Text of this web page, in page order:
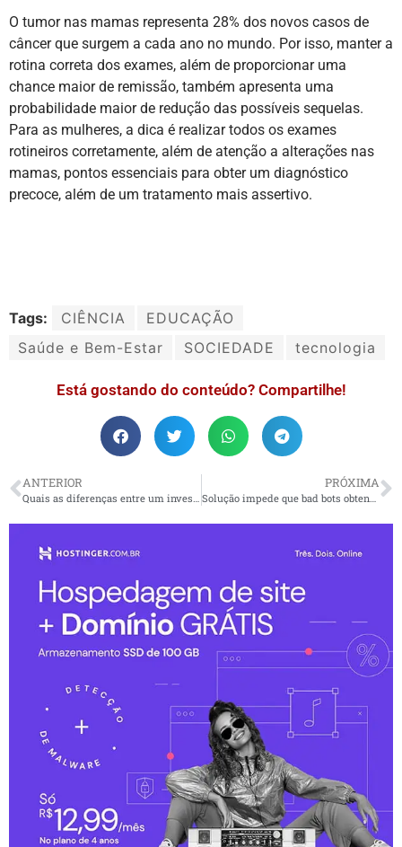
O tumor nas mamas representa 28% dos novos casos de
câncer que surgem a cada ano no mundo. Por isso, manter a
rotina correta dos exames, além de proporcionar uma
chance maior de remissão, também apresenta uma
probabilidade maior de redução das possíveis sequelas.
Para as mulheres, a dica é realizar todos os exames
rotineiros corretamente, além de atenção a alterações nas
mamas, pontos essenciais para obter um diagnóstico
precoce, além de um tratamento mais assertivo.
Tags: CIÊNCIA
EDUCAÇÃO
Saúde e Bem-Estar
SOCIEDADE tecnologia
Está gostando do conteúdo? Compartilhe!
ANTERIOR PRÓXIMA